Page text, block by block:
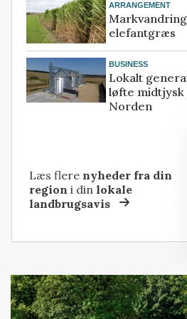
ARRANGEMENT
elefantgræs
BUSINESS
Lokalt
løfte
Norden
Læs flere nyheder fra din
region i dinlokale
landbrugsavis